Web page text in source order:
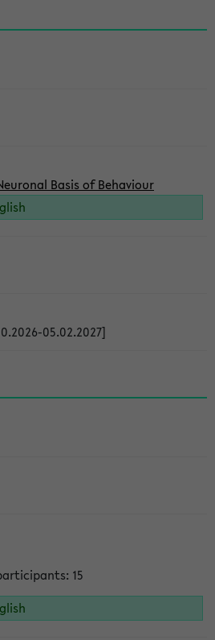
Basis of Behaviour
05.02.2027]
15